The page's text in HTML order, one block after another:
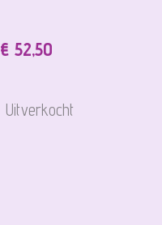
€ 52,50
Uitverkocht